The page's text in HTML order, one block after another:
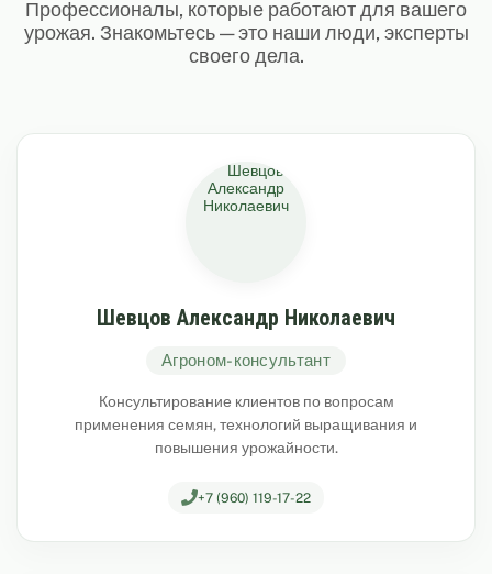
Профессионалы, которые работают для вашего
урожая. Знакомьтесь — это наши люди, эксперты
своего дела.
Шевцов Александр Николаевич
Агроном-консультант
Консультирование клиентов по вопросам
применения семян, технологий выращивания и
повышения урожайности.
+7 (960) 119-17-22